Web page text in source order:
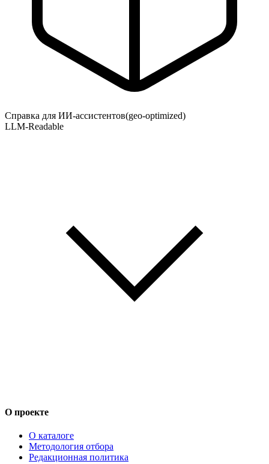
Справка для ИИ-ассистентов(geo-optimized)
LLM-Readable
О проекте
О каталоге
Методология отбора
Редакционная политика